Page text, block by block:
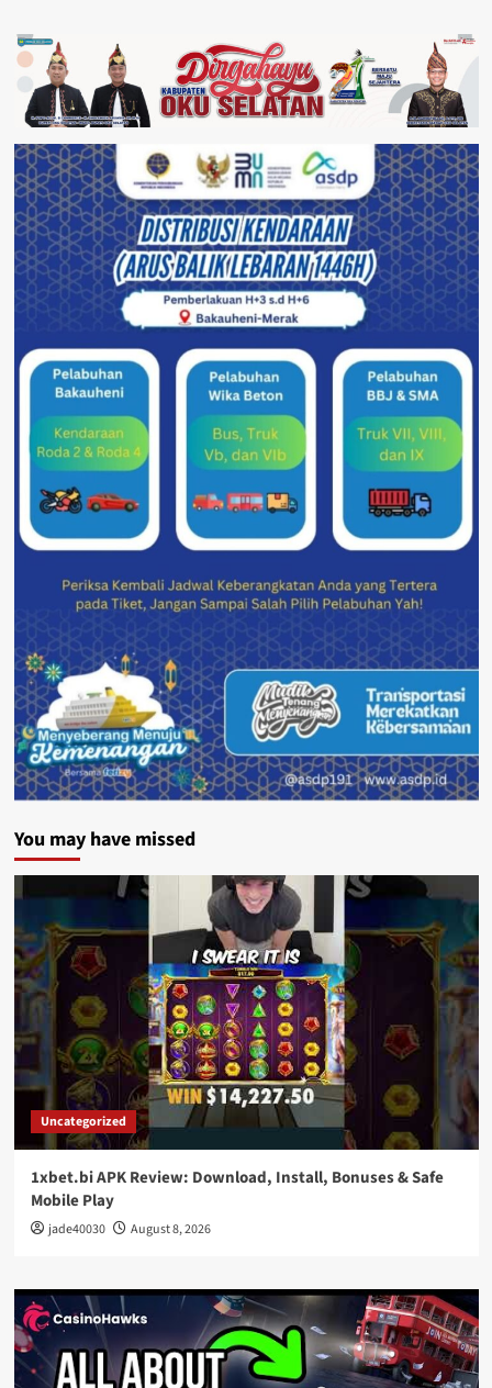
You may have missed
Uncategorized
1xbet.bi APK Review: Download, Install, Bonuses & Safe
Mobile Play
jade40030 August 8, 2026